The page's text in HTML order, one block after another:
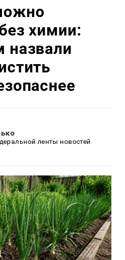
химии:
назвали
ленты новостей